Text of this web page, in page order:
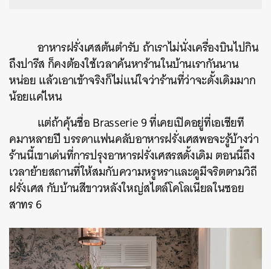
อาหารฝรั่งเศสต้นตำรับ ถ้าเราไม่นั่งเครื่องบินไปกิน
ถึงปารีส ก็คงต้องใช้เวลาค้นหาร้านในบ้านเรากันนาน
หน่อย แล้วเอาเข้าจริงก็ไม่แน่ใจว่าร้านที่ว่าจะดั้งเดิมมาก
น้อยแค่ไหน
แต่ถ้าคุ้นชื่อ Brasserie 9 ที่เคยเปิดอยู่ที่เอเชียที
คมาหลายปี บรรดาแฟนคลับอาหารฝรั่งเศสพอจะรู้บ้างว่า
ร้านนี้เขาเด่นที่การปรุงอาหารฝรั่งเศสรสดั้งเดิม ตอนนี้ถึง
เวลาย้ายสถานที่ให้สมกับความหรูหราและดูมีจริตตามวิถี
ฝรั่งเศส กับบ้านสีขาวหลังใหญ่สไตล์โคโลเนียลในซอย
สาทร 6